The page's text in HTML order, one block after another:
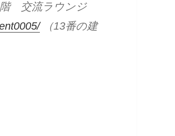
交流ラウンジ
（13番の建